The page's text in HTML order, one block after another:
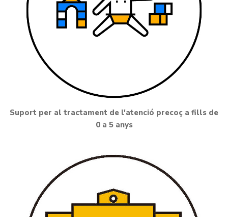
Suport per al tractament de l'atenció precoç a fills de
0 a 5 anys